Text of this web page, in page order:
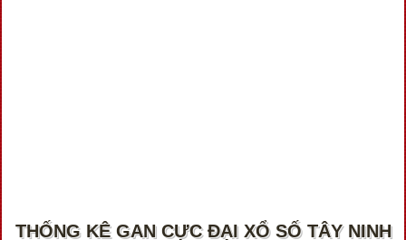
THỐNG KÊ GAN CỰC ĐẠI XỔ SỐ TÂY NINH